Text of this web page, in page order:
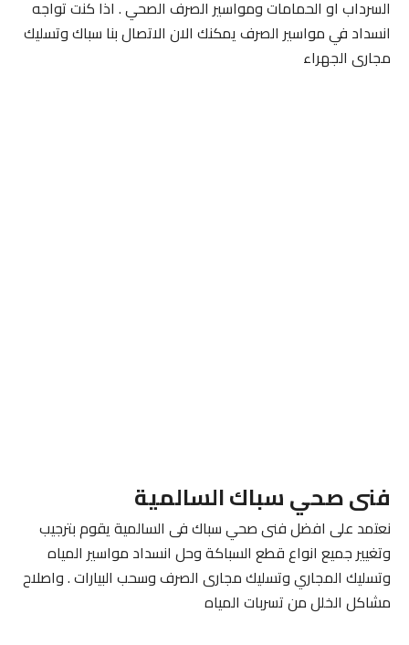
السرداب او الحمامات ومواسير الصرف الصحي . اذا كنت تواجه
انسداد في مواسير الصرف يمكنك الان الاتصال بنا سباك وتسليك
مجارى الجهراء
فنى صحي سباك السالمية
نعتمد على افضل فنى صحي سباك فى السالمية يقوم بترجيب
وتغيير جميع انواع قطع السباكة وحل انسداد مواسير المياه
وتسليك المجاري وتسليك مجارى الصرف وسحب البيارات . واصلاح
مشاكل الخلل من تسربات المياه